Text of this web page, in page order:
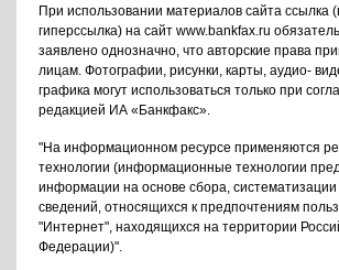
При использовании материалов сайта ссылка
гиперссылка) на сайт www.bankfax.ru
заявлено однозначно, что авторские права
лицам. Фотографии, рисунки, карты, аудио-
графика могут использоваться только при
редакцией ИА «Банкфакс».
"На информационном ресурсе применяются
технологии (информационные технологии
информации на основе сбора,
сведений, относящихся к предпочтениям
"Интернет", находящихся на территории
Федерации)".